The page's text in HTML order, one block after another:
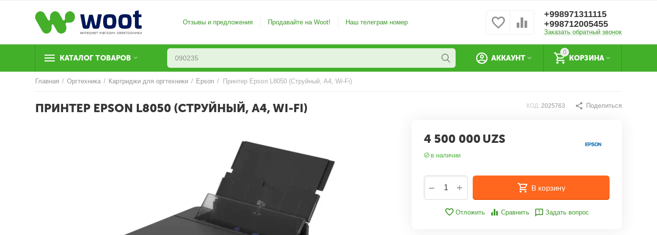
Отзывы и предложения Продавайте на Woot! Наш телеграм номер
+998971311115
+998712005455
Заказать обратный звонок
КАТАЛОГ ТОВАРОВ
0
КОРЗИНА
АККАУНТ
Главная / Оргтехника / Картриджи для оргтехники / Epson / Принтер Epson L8050 (Струйный, A4, Wi-Fi)
ПРИНТЕР EPSON L8050 (СТРУЙНЫЙ, A4, WI-FI) КОД: 2025763 Поделиться
4 500 000 UZS
в наличии
+
− В корзину
Отложить Сравнить Задать вопрос